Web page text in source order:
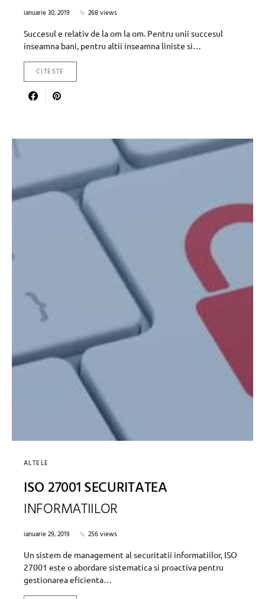
ianuarie 30, 2019
268 views
Succesul e relativ de la om la om. Pentru unii succesul
inseamna bani, pentru altii inseamna liniste si…
CITESTE
ALTELE
ISO 27001 SECURITATEA
INFORMATIILOR
ianuarie 29, 2019
256 views
Un sistem de management al securitatii informatiilor, ISO
27001 este o abordare sistematica si proactiva pentru
gestionarea eficienta…